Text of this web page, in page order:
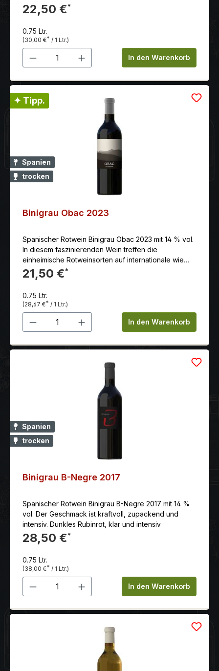
22,50 €*
0.75 Ltr.
(30,00 €* / 1 Ltr.)
Produkt Anzahl: Gib denIn den Warenkorb
✦ Tipp.
Spanien
trocken
Binigrau Obac 2023
Spanischer Rotwein Binigrau Obac 2023 mit 14 % vol.
In diesem faszinierenden Wein treffen die
einheimische Rotweinsorten auf internationale wie
Syrah, Cabernet und Merlot. So entwickelt sich ein
dichter Duft von Pflaumen, Kirschen, dunklem Tabak
für Noten von Vanille und Karamell. Ausgewogen,
samtig und lang am Gaumen.
21,50 €*
0.75 Ltr.
(28,67 €* / 1 Ltr.)
Produkt Anzahl: Gib denIn den Warenkorb
Spanien
trocken
Binigrau B-Negre 2017
Spanischer Rotwein Binigrau B-Negre 2017 mit 14 %
vol. Der Geschmack ist kraftvoll, zupackend und
intensiv. Dunkles Rubinrot, klar und intensiv
28,50 €*
0.75 Ltr.
(38,00 €* / 1 Ltr.)
Produkt Anzahl: Gib denIn den Warenkorb